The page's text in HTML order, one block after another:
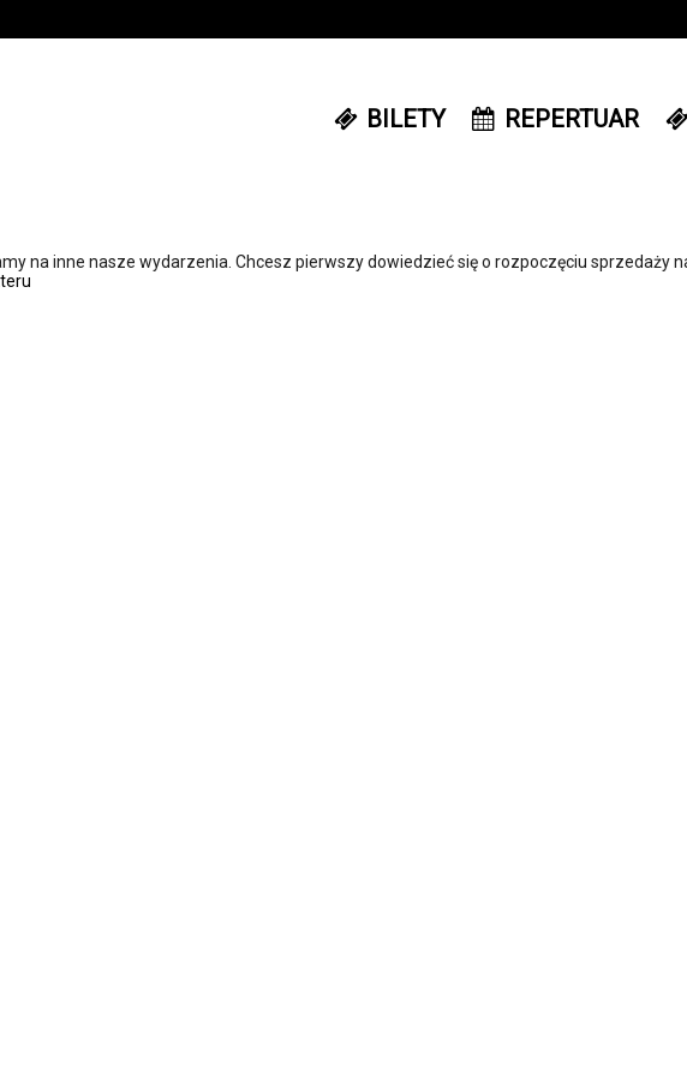
BILETY REPERTUAR
na inne nasze wydarzenia. Chcesz pierwszy dowiedzieć się o rozpoczęciu sprzedaży